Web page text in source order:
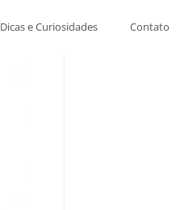
Dicas e Curiosidades Contato